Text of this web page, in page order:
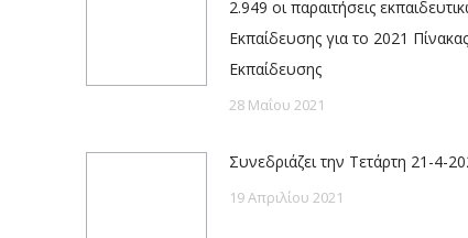
2.949 οι παραιτήσεις
Εκπαίδευσης για το 2021
Εκπαίδευσης
28 Μαΐου 2021
Συνεδριάζει την Τετάρτη 21-4-
19 Απριλίου 2021